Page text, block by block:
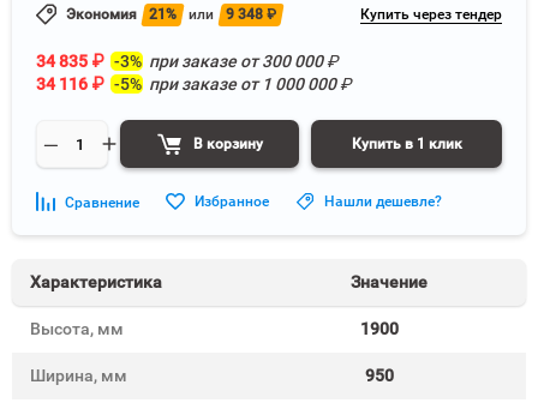
Экономия 21% или 9 348 ₽ Купить через тендер
34 835 ₽ -3% при заказе от300 000₽
34 116 ₽ -5% при заказе от 1 000 000₽
В корзину Купить в 1 клик
Сравнение Избранное Нашли дешевле?
Характеристика Значение
Высота, мм 1900
Ширина, мм 950